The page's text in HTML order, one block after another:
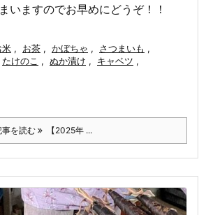
いますのでお早めにどうぞ！！
米 , お茶 , かぼちゃ , さつまいも ,
たけのこ , ぬか漬け , キャベツ ,
事を読む 【2025年 ...